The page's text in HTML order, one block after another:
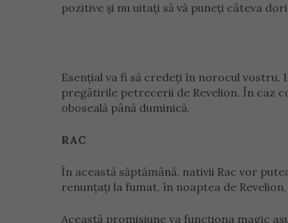
pozitive și nu uitați să vă puneți câteva
Esențial va fi să credeți în norocul vostru.
pregătirile petrecerii de Revelion. În caz
oboseală până duminică.
RAC
În această săptămână, nativii Rac vor
renunțați la fumat, în noaptea de
Această promisiune va funcționa magic